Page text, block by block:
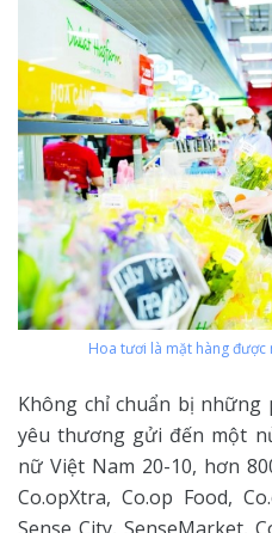
Hoa tươi là mặt hàng được
Không chỉ chuẩn bị những
yêu thương gửi đến một
nữ Việt Nam 20-10, hơn
Co.opXtra, Co.op Food,